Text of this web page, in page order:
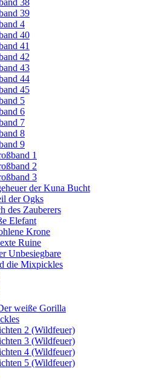
38
39
4
40
41
42
43
44
45
5
6
7
8
9
1
2
3
der Kuna Bucht
der Ogks
des Zauberers
Elefant
Krone
Ruine
Unbesiegbare
die Mixpickles
weiße Gorilla
2 (Wildfeuer)
3 (Wildfeuer)
4 (Wildfeuer)
5 (Wildfeuer)